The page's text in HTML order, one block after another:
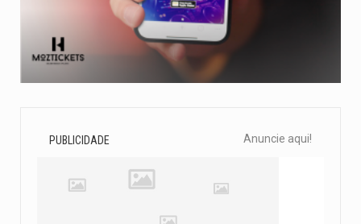
PUBLICIDADE Anuncie aqui!